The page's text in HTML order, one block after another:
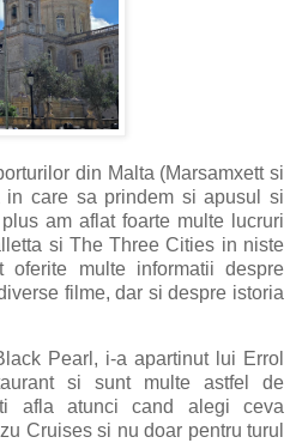
din Malta (Marsamxett si
in care sa prindem si apusul si
am aflat foarte multe lucruri
si The Three Cities in niste
multe informatii despre
filme, dar si despre istoria
Pearl, i-a apartinut lui Errol
si sunt multe astfel de
afla atunci cand alegi ceva
Cruises si nu doar pentru turul